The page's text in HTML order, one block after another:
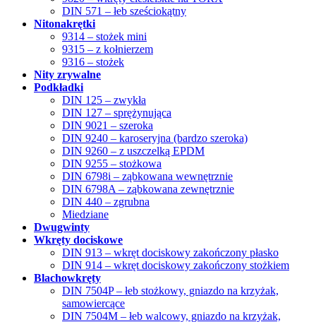
DIN 571 – łeb sześciokątny
Nitonakrętki
9314 – stożek mini
9315 – z kołnierzem
9316 – stożek
Nity zrywalne
Podkładki
DIN 125 – zwykła
DIN 127 – sprężynująca
DIN 9021 – szeroka
DIN 9240 – karoseryjna (bardzo szeroka)
DIN 9260 – z uszczelką EPDM
DIN 9255 – stożkowa
DIN 6798i – ząbkowana wewnętrznie
DIN 6798A – ząbkowana zewnętrznie
DIN 440 – zgrubna
Miedziane
Dwugwinty
Wkręty dociskowe
DIN 913 – wkręt dociskowy zakończony płasko
DIN 914 – wkręt dociskowy zakończony stożkiem
Blachowkręty
DIN 7504P – łeb stożkowy, gniazdo na krzyżak,
samowiercące
DIN 7504M – łeb walcowy, gniazdo na krzyżak,